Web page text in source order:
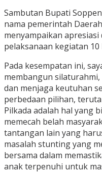
Sambutan Bupati
nama pemerintah
menyampaikan
pelaksanaan kegiatan
Pada kesempatan ini,
membangun
dan menjaga keutuhan
perbedaan pilihan,
Pilkada adalah hal yang
memecah belah
tantangan lain yang
masalah stunting yang
bersama dalam
anak terpenuhi untuk